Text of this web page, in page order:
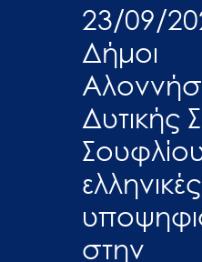
23/09/
Δήμοι
Δυτικής
Σουφλίου
ελληνικές
στην